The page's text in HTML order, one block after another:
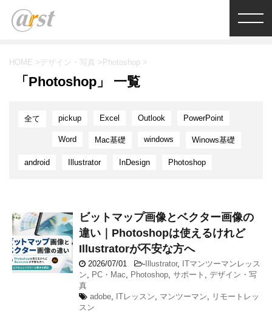
HOME > デザイン・写真 > Photoshop >
「Photoshop」 一覧
全て pickup Excel Outlook PowerPoint
Word Mac基礎 windows Winows基礎
android Illustrator InDesign Photoshop
ビットマップ画像とベクター画像の
違い｜Photoshopは使えるけれど
Illustratorが不安な方へ
2026/07/01 - Illustrator, ITマンツーマンレッス
ン, PC・Mac, Photoshop, サポート , デザイン・写
真
adobe, ITレッスン, マンツーマン, リモートレッ
スン